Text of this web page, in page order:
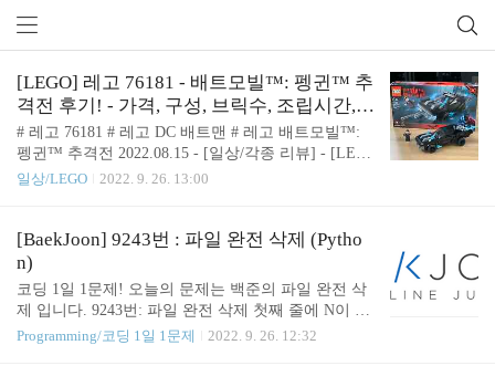
2022/09/26 (3)
[LEGO] 레고 76181 - 배트모빌™: 펭귄™ 추
격전 후기! - 가격, 구성, 브릭수, 조립시간,
조립 완성 모습
# 레고 76181 # 레고 DC 배트맨 # 레고 배트모빌™:
펭귄™ 추격전 2022.08.15 - [일상/각종 리뷰] - [LEG
O] 레고 30455 - Batmobile 폴리백 후기! - 가격, 구성,
맨 # 레고 배트모빌 # Batmobile CGV 씨네샵에서 구
매한 세번째 제품! 종종 CGV로 영화를 보러가서 씨
네샵을 구경하다가 보이는 폴리백이 있으면 구매하
게 되는 것 같습니다. 202 somjang.tistory.com 지난 달
조립했던 배트맨 Batmobile 폴리백 이후 레고스토어
를 방문하여 구경을 하던 차에 폴리백으로 조립했던
일상/LEGO 2022. 9. 26. 13:00
[BaekJoon] 9243번 : 파일 완전 삭제 (Pytho
n)
코딩 1일 1문제! 오늘의 문제는 백준의 파일 완전 삭
제 입니다. 9243번: 파일 완전 삭제 첫째 줄에 N이 주
어진다. (1 ≤ N ≤ 20) 둘째 줄에는 파일을 삭제하기
Programming/코딩 1일 1문제 2022. 9. 26. 12:32